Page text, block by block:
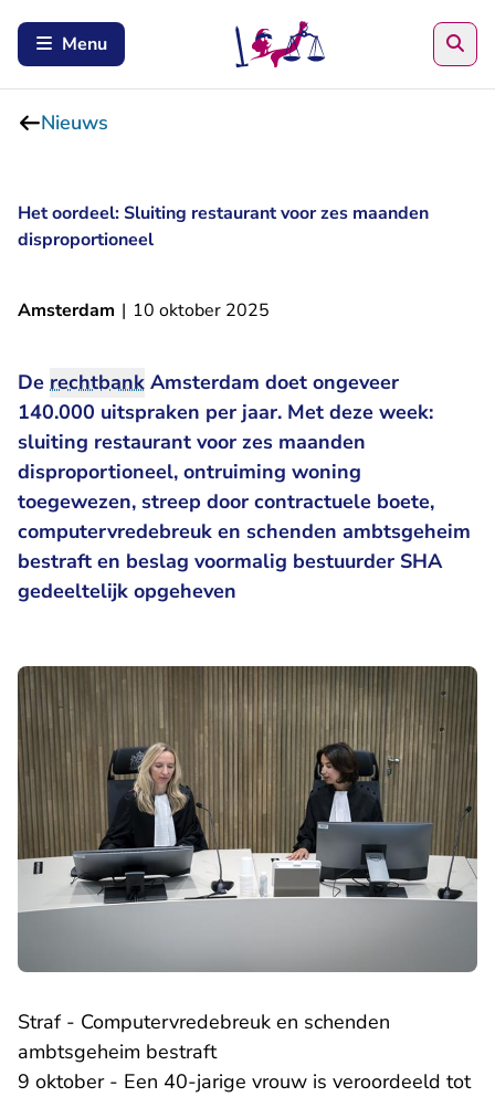
Menu
Nieuws
Het oordeel: Sluiting restaurant voor zes maanden
disproportioneel
Amsterdam | 10 oktober 2025
De rechtbank Amsterdam doet ongeveer
140.000 uitspraken per jaar. Met deze week:
sluiting restaurant voor zes maanden
disproportioneel, ontruiming woning
toegewezen, streep door contractuele boete,
computervredebreuk en schenden ambtsgeheim
bestraft en beslag voormalig bestuurder SHA
gedeeltelijk opgeheven
Straf - Computervredebreuk en schenden
ambtsgeheim bestraft
9 oktober - Een 40-jarige vrouw is veroordeeld tot